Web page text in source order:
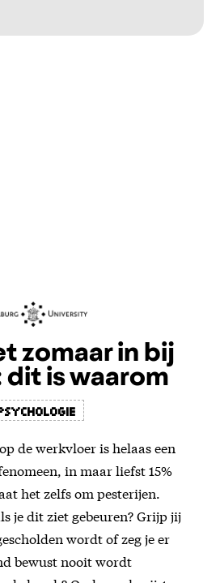
zomaar in bij
dit is waarom
de werkvloer is helaas een
in maar liefst 15%
het zelfs om pesterijen.
je dit ziet gebeuren? Grijp jij
wordt of zeg je er
bewust nooit wordt